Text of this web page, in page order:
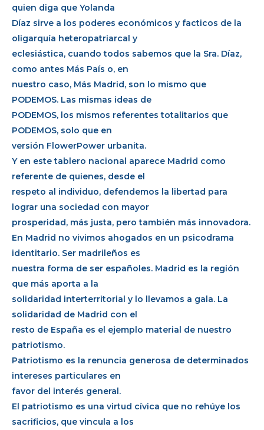
quien diga que Yolanda
Díaz sirve a los poderes económicos y facticos de la
oligarquía heteropatriarcal y
eclesiástica, cuando todos sabemos que la Sra. Díaz,
como antes Más País o, en
nuestro caso, Más Madrid, son lo mismo que
PODEMOS. Las mismas ideas de
PODEMOS, los mismos referentes totalitarios que
PODEMOS, solo que en
versión FlowerPower urbanita.
Y en este tablero nacional aparece Madrid como
referente de quienes, desde el
respeto al individuo, defendemos la libertad para
lograr una sociedad con mayor
prosperidad, más justa, pero también más innovadora.
En Madrid no vivimos ahogados en un psicodrama
identitario. Ser madrileños es
nuestra forma de ser españoles. Madrid es la región
que más aporta a la
solidaridad interterritorial y lo llevamos a gala. La
solidaridad de Madrid con el
resto de España es el ejemplo material de nuestro
patriotismo.
Patriotismo es la renuncia generosa de determinados
intereses particulares en
favor del interés general.
El patriotismo es una virtud cívica que no rehúye los
sacrificios, que vincula a los